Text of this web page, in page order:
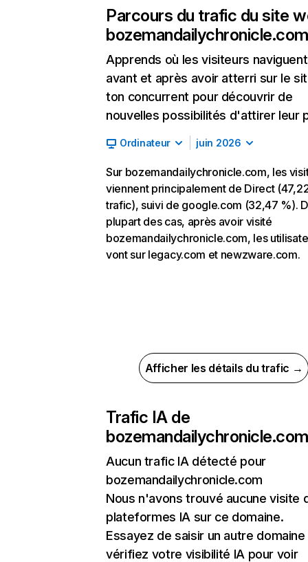
Parcours du trafic du site
bozemandailychronicle.com
Apprends où les visiteurs naviguent
avant et après avoir atterri sur le
ton concurrent pour découvrir de
nouvelles possibilités d'attirer leur
Ordinateur juin 2026
Sur bozemandailychronicle.com, les
viennent principalement de Direct
trafic), suivi de google.com (32,47 %).
plupart des cas, après avoir visité
bozemandailychronicle.com, les
vont sur legacy.com et newzware.com.
Afficher les détails du trafic →
Trafic IA de
bozemandailychronicle.com
Aucun trafic IA détecté pour
bozemandailychronicle.com
Nous n'avons trouvé aucune visite
plateformes IA sur ce domaine.
Essayez de saisir un autre domaine
vérifiez votre visibilité IA pour voir